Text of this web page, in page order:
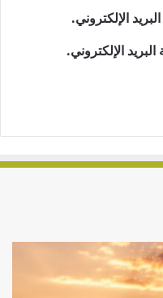
الإلكتروني.
الإلكتروني.